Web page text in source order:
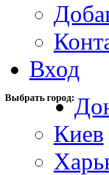
Вход
Выбрать город:
Киев